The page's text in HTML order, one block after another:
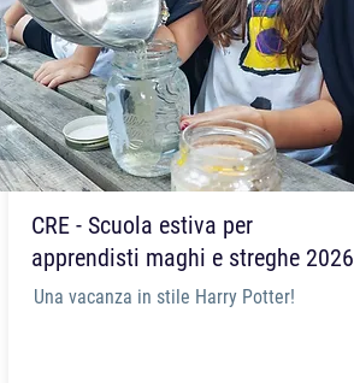
CRE - Scuola estiva per
apprendisti maghi e streghe 2026
Una vacanza in stile Harry Potter!